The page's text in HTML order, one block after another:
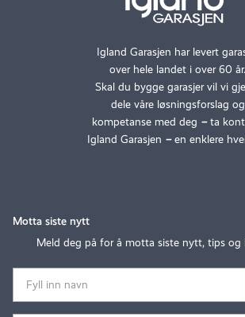
Igland Garasjen har levert
over hele landet i over 60 år.
Skal du bygge garasjer vil vi
dele våre løsningsforslag og
kompetanse med deg –ta
Igland Garasjen –en enklere
Motta siste nytt
Meld deg på for å motta siste nytt, tips og